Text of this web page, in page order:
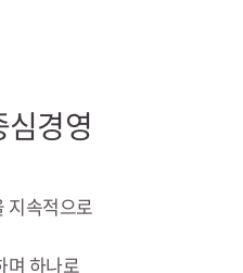
심경영
지속적으로
며 하나로